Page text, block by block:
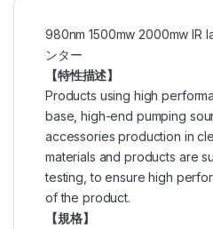
980nm 1500mw 2000mw IR
ンター
【特性描述】
Products using high
base, high-end pumping
accessories production in
materials and products are
testing, to ensure high
of the product.
【規格】